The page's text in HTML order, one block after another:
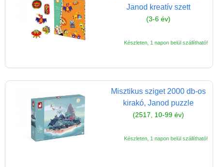
Janod kreatív szett
(3-6 év)
Készleten, 1 napon belül szállítható!
Misztikus sziget 2000 db-os
kirakó, Janod puzzle
(2517, 10-99 év)
Készleten, 1 napon belül szállítható!
gyerekajándékok
Logikai játékok
LOGICO
Montessori játékok
Mozgásfejlesztő játékok
Oktató játékok kutyáknak